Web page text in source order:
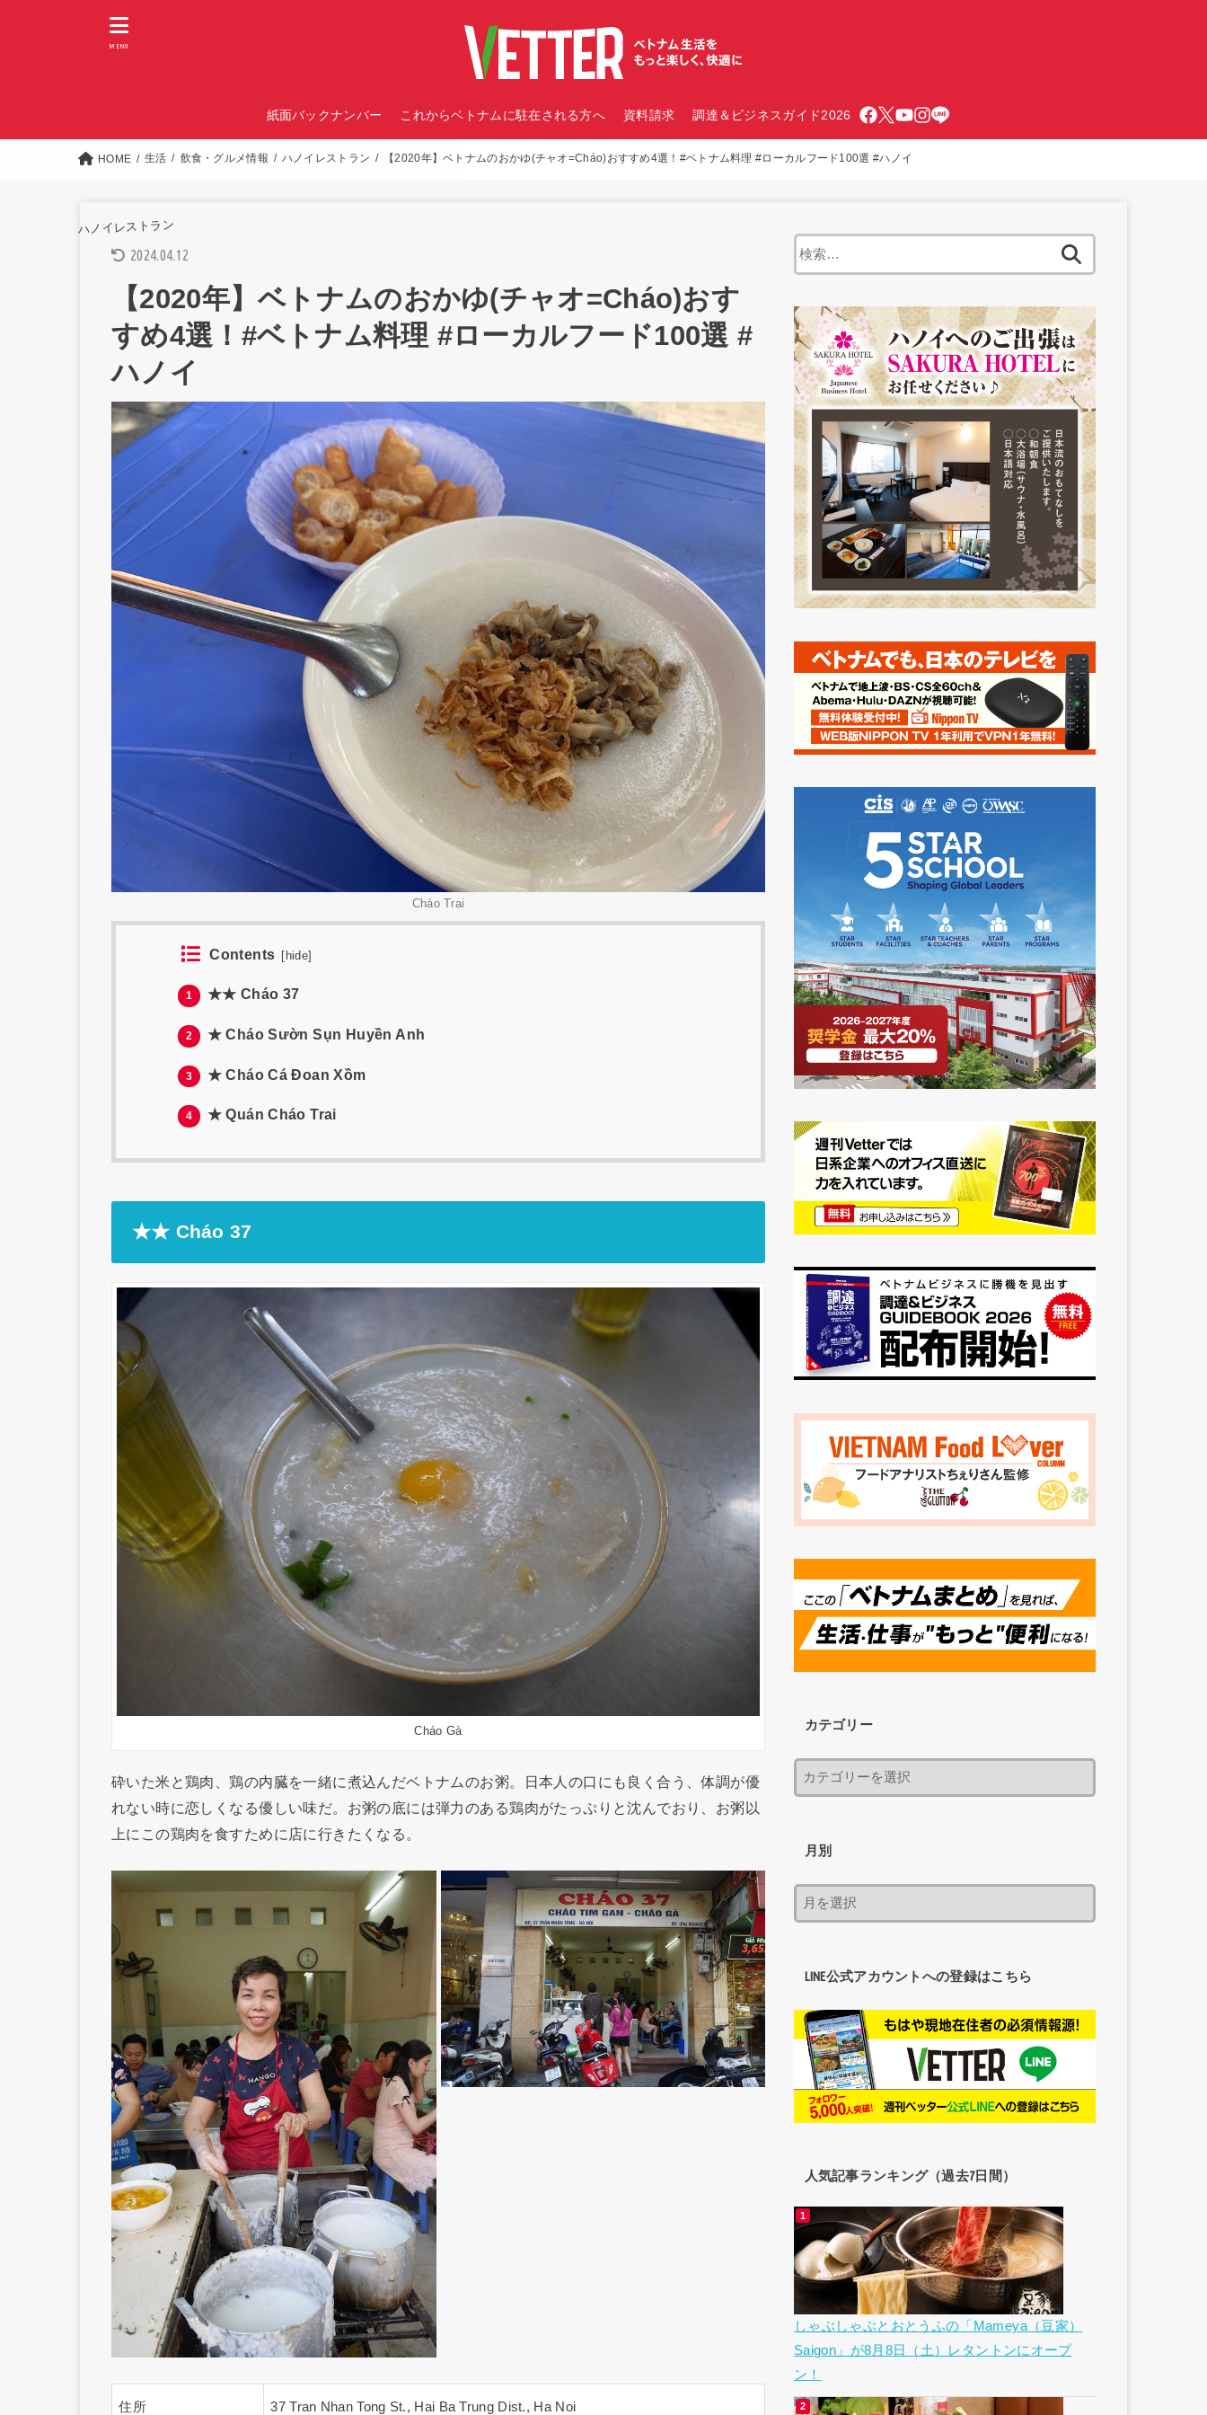
紙面バックナンバー これからベトナムに駐在される方へ 資料請求 調達＆ビジネスガイド2026
MENU
HOME 生活 飲食・グルメ情報 ハノイレストラン 【2020年】ベトナムのおかゆ(チャオ=Cháo)おすすめ4選！#ベトナム料理 #ローカルフード100選 #ハノイ
ハノイレストラン
2024.04.12
【2020年】ベトナムのおかゆ(チャオ=Cháo)おす
すめ4選！#ベトナム料理 #ローカルフード100選 #
ハノイ
Cháo Trai
Contents [ hide]
1 ★★ Cháo 37
2 ★ Cháo Sườn Sụn Huyền Anh
3 ★ Cháo Cá Đoan Xồm
4 ★ Quán Cháo Trai
★★ Cháo 37
Cháo Gà
砕いた米と鶏肉、鶏の内臓を一緒に煮込んだベトナムのお粥。日本人の口にも良く合う、体調が優
れない時に恋しくなる優しい味だ。お粥の底には弾力のある鶏肉がたっぷりと沈んでおり、お粥以
上にこの鶏肉を食すために店に行きたくなる。
住所 37 Tran Nhan Tong St., Hai Ba Trung Dist., Ha Noi
カテゴリー
月別
LINE公式アカウントへの登録はこちら
人気記事ランキング（過去7日間）
しゃぶしゃぶとおとうふの「Mameya（豆家）
Saigon」が8月8日（土）レタントンにオープ
ン！